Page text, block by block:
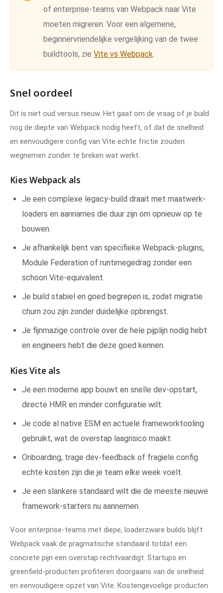
of enterprise-teams van Webpack naar Vite
moeten migreren. Voor een algemene,
beginnervriendelijke vergelijking van de twee
buildtools, zie Vite vs Webpack.
Snel oordeel
Dit is niet oud versus nieuw. Het gaat om de vraag of je build
nog de diepte van Webpack nodig heeft, of dat de snelheid
en eenvoudigere config van Vite echte frictie zouden
wegnemen zonder te breken wat werkt.
Kies Webpack als
Je een complexe legacy-build draait met maatwerk-
loaders en aannames die duur zijn om opnieuw op te
bouwen.
Je afhankelijk bent van specifieke Webpack-plugins,
Module Federation of runtimegedrag zonder een
schoon Vite-equivalent.
Je build stabiel en goed begrepen is, zodat migratie
churn zou zijn zonder duidelijke opbrengst.
Je fijnmazige controle over de hele pijplijn nodig hebt
en engineers hebt die deze goed kennen.
Kies Vite als
Je een moderne app bouwt en snelle dev-opstart,
directe HMR en minder configuratie wilt.
Je code al native ESM en actuele frameworktooling
gebruikt, wat de overstap laagrisico maakt.
Onboarding, trage dev-feedback of fragiele config
echte kosten zijn die je team elke week voelt.
Je een slankere standaard wilt die de meeste nieuwe
framework-starters nu aannemen.
Voor enterprise-teams met diepe, loaderzware builds blijft
Webpack vaak de pragmatische standaard totdat een
concrete pijn een overstap rechtvaardigt. Startups en
greenfield-producten profiteren doorgaans van de snelheid
en eenvoudigere opzet van Vite. Kostengevoelige producten